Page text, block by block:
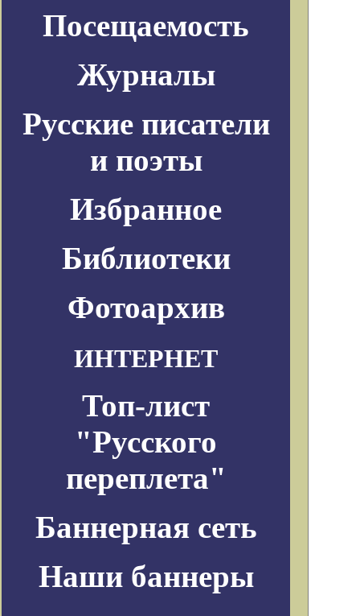
Посещаемость
Журналы
Русские писатели
и поэты
Избранное
Библиотеки
Фотоархив
ИНТЕРНЕТ
Топ-лист
"Русского
переплета"
Баннерная сеть
Наши баннеры